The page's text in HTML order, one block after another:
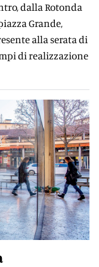
dalla Rotonda
Grande,
alla serata di
di realizzazione